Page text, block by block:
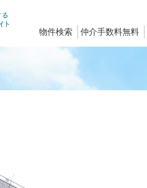
物件検索 仲介手数料無料